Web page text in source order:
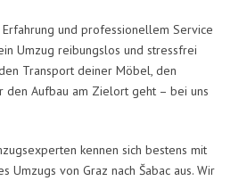
und professionellem Service
Umzug reibungslos und stressfrei
Transport deiner Möbel, den
den Aufbau am Zielort geht – bei uns
kennen sich bestens mit
Umzugs von Graz nach Šabac aus. Wir